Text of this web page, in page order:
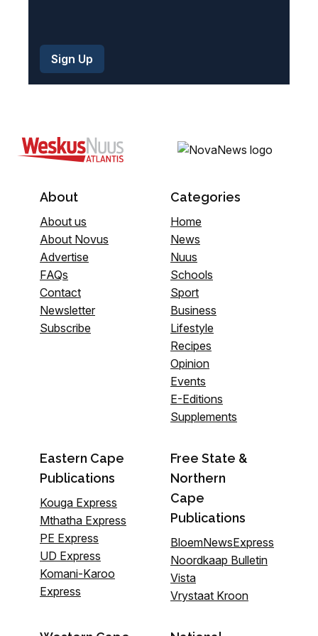
About
About us
About Novus
Advertise
FAQs
Contact
Newsletter
Subscribe
Categories
Home
News
Nuus
Schools
Sport
Business
Lifestyle
Recipes
Opinion
Events
E-Editions
Supplements
Eastern Cape
Publications
Kouga Express
Mthatha Express
PE Express
UD Express
Komani-Karoo
Express
Free State &
Northern
Cape
Publications
BloemNewsExpress
Noordkaap Bulletin
Vista
Vrystaat Kroon